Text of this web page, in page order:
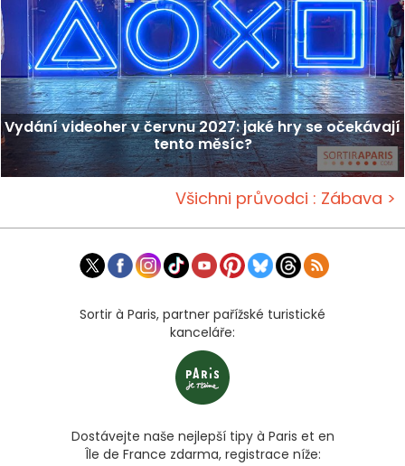
Vydání videoher v červnu 2027: jaké hry se očekávají
tento měsíc?
Všichni průvodci : Zábava >
Sortir à Paris, partner pařížské turistické
kanceláře:
Dostávejte naše nejlepší tipy à Paris et en
Île de France zdarma, registrace níže: